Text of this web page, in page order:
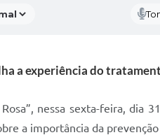
a experiência do
nessa sexta-feira, dia
a importância da